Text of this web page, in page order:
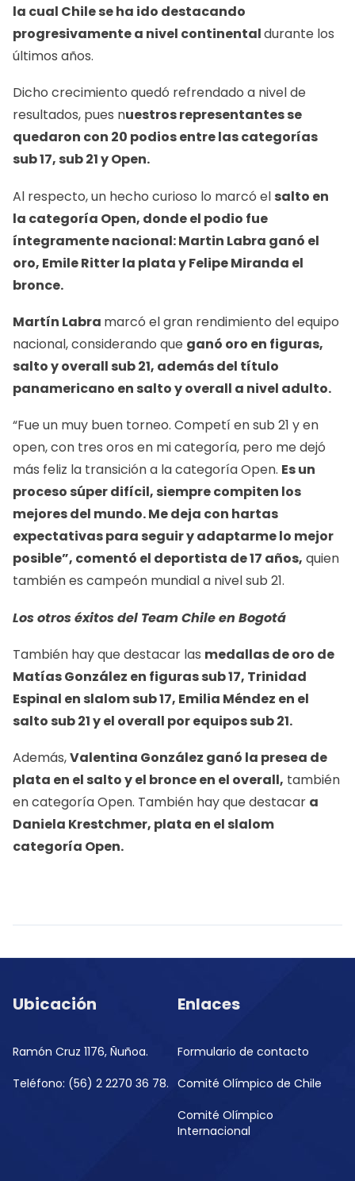
la cual Chile se ha ido destacando
progresivamente a nivel continentaldurante los
últimos años.
Dicho crecimiento quedó refrendado a nivel de
resultados, pues nuestros representantes se
quedaron con 20 podios entre las categorías
sub 17, sub 21 y Open.
Al respecto, un hecho curioso lo marcó el salto en
la categoría Open, donde el podio fue
íntegramente nacional: Martin Labra ganó el
oro, Emile Ritter la plata y Felipe Miranda el
bronce.
Martín Labra marcó el gran rendimiento del equipo
nacional, considerando que ganó oro en figuras,
salto y overall sub 21, además del título
panamericano en salto y overall a nivel adulto.
“Fue un muy buen torneo. Competí en sub 21 y en
open, con tres oros en mi categoría, pero me dejó
más feliz la transición a la categoría Open. Es un
proceso súper difícil, siempre compiten los
mejores del mundo. Me deja con hartas
expectativas para seguir y adaptarme lo mejor
posible”, comentó el deportista de 17 años, quien
también es campeón mundial a nivel sub 21.
Los otros éxitos del Team Chile en Bogotá
También hay que destacar las medallas de oro de
Matías González en figuras sub 17, Trinidad
Espinal en slalom sub 17, Emilia Méndez en el
salto sub 21 y el overall por equipos sub 21.
Además,Valentina González ganó la presea de
plata en el salto y el bronce en el overall, también
en categoría Open. También hay que destacar a
Daniela Krestchmer, plata en el slalom
categoría Open.
Ubicación
Ramón Cruz 1176, Ñuñoa.
Teléfono: (56) 2 2270 36 78.
Enlaces
Formulario de contacto
Comité Olímpico de Chile
Comité Olímpico
Internacional